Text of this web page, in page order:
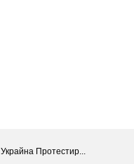
Украйна Протестир...